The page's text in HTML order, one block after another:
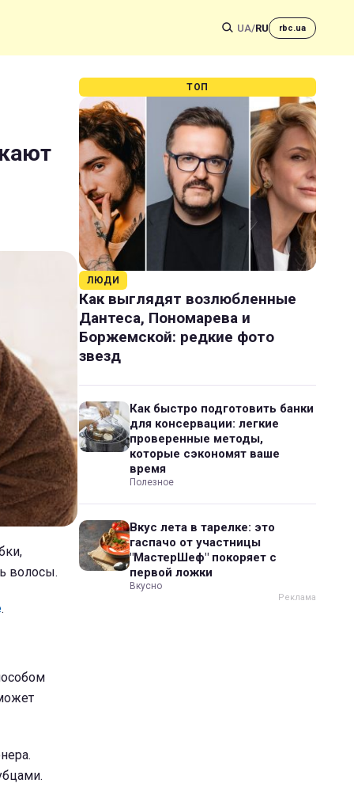
UA/RU rbc.ua
волосы.
.
ТОП
ЛЮДИ
Как выглядят возлюбленные
Дантеса, Пономарева и
Боржемской: редкие фото
звезд
Как быстро подготовить банки
для консервации: легкие
проверенные методы,
которые сэкономят ваше
время
Полезное
Вкус лета в тарелке: это
гаспачо от участницы
"МастерШеф" покоряет с
первой ложки
Вкусно